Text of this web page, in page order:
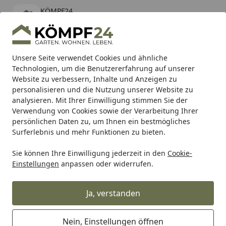
Unsere Seite verwendet Cookies und ähnliche
Technologien, um die Benutzererfahrung auf unserer
Website zu verbessern, Inhalte und Anzeigen zu
personalisieren und die Nutzung unserer Website zu
analysieren. Mit Ihrer Einwilligung stimmen Sie der
Verwendung von Cookies sowie der Verarbeitung Ihrer
persönlichen Daten zu, um Ihnen ein bestmögliches
Surferlebnis und mehr Funktionen zu bieten.
Sie können Ihre Einwilligung jederzeit in den Cookie-
Einstellungen anpassen oder widerrufen.
Ja, verstanden
Nein, Einstellungen öffnen
KÖMPF24
kostenlos - Im App Store
Hotline
Alle Produkte
Mein Konto
Suchen
Karibu Pools inkl. gratis Sandfilteranlage & Pool-
Starterset (Gesamtwert bis 468,99€)
Startseite
Alles für den Garten Gartenhaus Pavillons & Lauben
Telluria Glasschiebewände für
Pavillon Singolo 4836